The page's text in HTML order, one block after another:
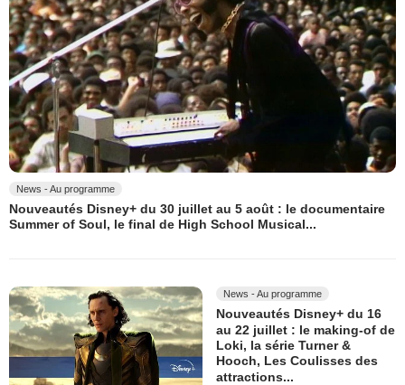
News - Au programme
Nouveautés Disney+ du 30 juillet au 5 août : le documentaire
Summer of Soul, le final de High School Musical...
News - Au programme
Nouveautés Disney+ du 16
au 22 juillet : le making-of de
Loki, la série Turner &
Hooch, Les Coulisses des
attractions...